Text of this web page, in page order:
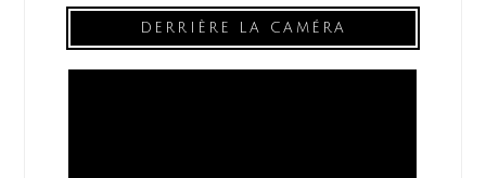
DERRIÈRE LA CAMÉRA